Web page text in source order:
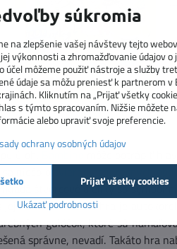
úloh. Bambinomôže potrápiť
niečo o
štvorcové dieliky so
riešením. Keďže hra je
guľôčok, ktoré sú
správne, nevadí. Takáto hra
súkromia
na zlepšenie vašej návštevy tejto
výkonnosti a zhromažďovanie údajov o
účel môžeme použiť nástroje a služby
údaje sa môžu preniesť k partnerom v
Kliknutím na „Prijať všetky
s týmto spracovaním. Nižšie môžete
alebo upraviť svoje preferencie.
ochrany osobných údajov
Ukázať podrobnosti
Prijať všetky cookies